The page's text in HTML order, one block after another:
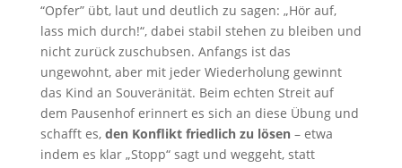
“Opfer” übt, laut und deutlich zu sagen: „Hör auf,
lass mich durch!“, dabei stabil stehen zu bleiben und
nicht zurück zuschubsen. Anfangs ist das
ungewohnt, aber mit jeder Wiederholung gewinnt
das Kind an Souveränität. Beim echten Streit auf
dem Pausenhof erinnert es sich an diese Übung und
schafft es, den Konflikt friedlich zu lösen– etwa
indem es klar „Stopp“ sagt und weggeht, statt